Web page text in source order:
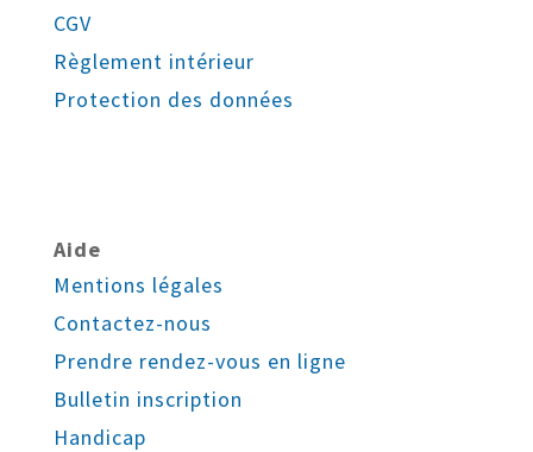
CGV
Règlement intérieur
Protection des données
Aide
Mentions légales
Contactez-nous
Prendre rendez-vous en ligne
Bulletin inscription
Handicap